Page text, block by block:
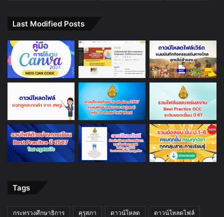
Last Modified Posts
Tags
กระทรวงศึกษาธิการ คุรุสภา ดาวน์โหลด ดาวน์โหลดไฟล์